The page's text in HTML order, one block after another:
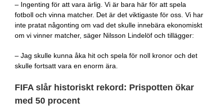
– Ingenting för att vara ärlig. Vi är bara här för att spela
fotboll och vinna matcher. Det är det viktigaste för oss. Vi har
inte pratat någonting om vad det skulle innebära ekonomiskt
om vi vinner matcher, säger Nilsson Lindelöf och tillägger:
– Jag skulle kunna åka hit och spela för noll kronor och det
skulle fortsatt vara en enorm ära.
FIFA slår historiskt rekord: Prispotten ökar
med 50 procent